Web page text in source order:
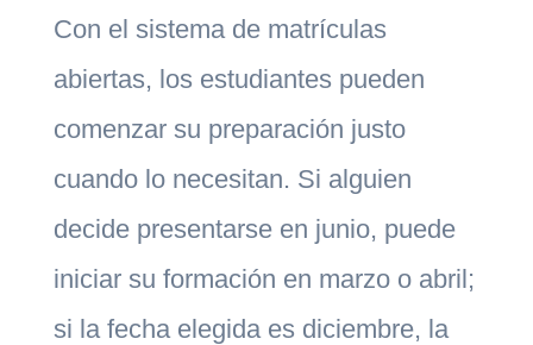
Con el sistema de matrículas
abiertas, los estudiantes pueden
comenzar su preparación justo
cuando lo necesitan. Si alguien
decide presentarse en junio, puede
iniciar su formación en marzo o abril;
si la fecha elegida es diciembre, la